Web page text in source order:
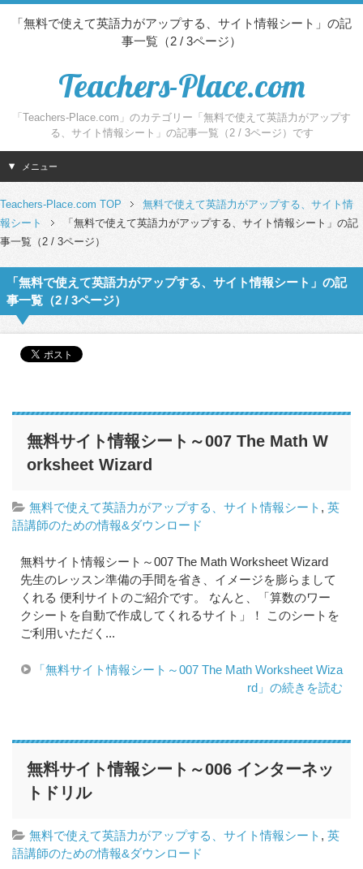
「無料で使えて英語力がアップする、サイト情報シート」の記
事一覧（2 / 3ページ）
Teachers-Place.com
「Teachers-Place.com」のカテゴリー「無料で使えて英語力がアップす
る、サイト情報シート」の記事一覧（2 / 3ページ）です
メニュー
Teachers-Place.com TOP
無料で使えて英語力がアップする、サイト情
報シート
「無料で使えて英語力がアップする、サイト情報シート」の記
事一覧（2 / 3ページ）
「無料で使えて英語力がアップする、サイト情報シート」の記
事一覧（2 / 3ページ）
無料サイト情報シート～007 The Math W
orksheet Wizard
無料で使えて英語力がアップする、サイト情報シート ,英
語講師のための情報&ダウンロード
無料サイト情報シート～007 The Math Worksheet Wizard
先生のレッスン準備の手間を省き、イメージを膨らまして
くれる 便利サイトのご紹介です。 なんと、「算数のワー
クシートを自動で作成してくれるサイト」！ このシートを
ご利用いただく...
「無料サイト情報シート～007 The Math Worksheet Wiza
rd」の続きを読む
無料サイト情報シート～006 インターネッ
トドリル
無料で使えて英語力がアップする、サイト情報シート ,英
語講師のための情報&ダウンロード